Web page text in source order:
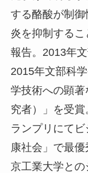
する酪酸が制
炎を抑制する
報告。2013年
2015年文部科
学技術への顕
究者）」を受
ランプリにて
康社会」で最
京工業大学と